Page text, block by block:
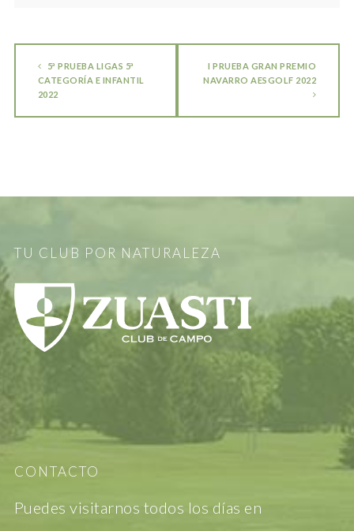
5ª PRUEBA LIGAS 5ª
CATEGORÍA E INFANTIL
2022
I PRUEBA GRAN PREMIO
NAVARRO AESGOLF 2022
TU CLUB POR NATURALEZA
CONTACTO
Puedes visitarnos todos los días en